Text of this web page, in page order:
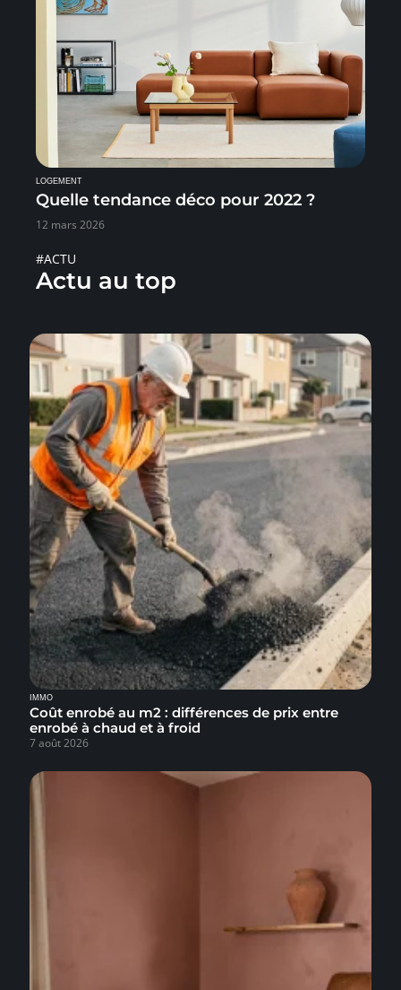
LOGEMENT
Quelle tendance déco pour 2022 ?
12 mars 2026
#ACTU
Actu au top
IMMO
Coût enrobé au m2 : différences de prix entre
enrobé à chaud et à froid
7 août 2026